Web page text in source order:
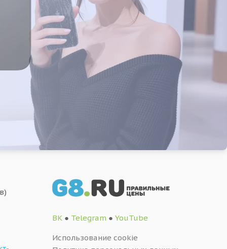
ВК ● Telegram ● YouTube
Использование cookie